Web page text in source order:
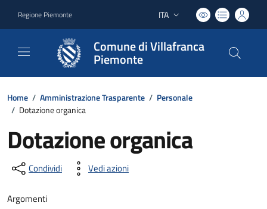
Regione Piemonte Lingua attiva:
ITA
Comune di Villafranca
Piemonte
Home / Amministrazione Trasparente / Personale
/ Dotazione organica
Dotazione organica
Condividi Vedi azioni
Argomenti